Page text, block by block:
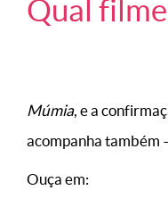
Qual
Múmia, e a
acompanha também
Ouça em: